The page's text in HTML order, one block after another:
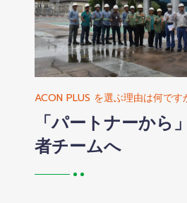
ACON PLUS を選ぶ理由は何です
「パートナーから
者チームへ